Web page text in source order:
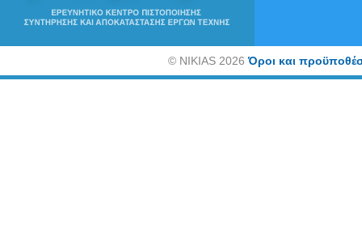
©NIKIAS 2026Όροι και